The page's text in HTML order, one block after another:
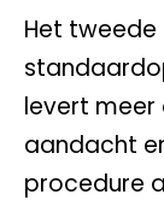
Het tweede
levert
aandacht
procedure